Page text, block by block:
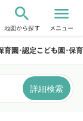
search
地図から探す
menu
メニュー
育園･認定こども園･保
詳細検索